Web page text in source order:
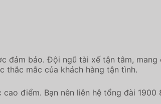
đảm bảo. Đội ngũ tài xế tận tâm, mang
thắc mắc của khách hàng tận tình.
điểm. Bạn nên liên hệ tổng đài